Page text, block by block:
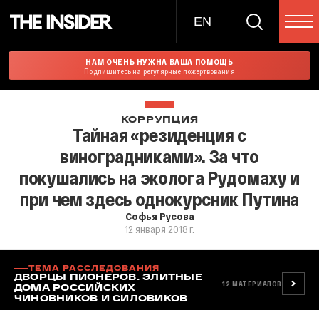
EN
НАМ ОЧЕНЬ НУЖНА ВАША ПОМОЩЬ
Подпишитесь на регулярные пожертвования
КОРРУПЦИЯ
Тайная «резиденция с
виноградниками». За что
покушались на эколога Рудомаху и
при чем здесь однокурсник Путина
Софья Русова
12 января 2018 г.
ТЕМА РАССЛЕДОВАНИЯ
ДВОРЦЫ ПИОНЕРОВ. ЭЛИТНЫЕ
ДОМА РОССИЙСКИХ
ЧИНОВНИКОВ И СИЛОВИКОВ
12 МАТЕРИАЛОВ